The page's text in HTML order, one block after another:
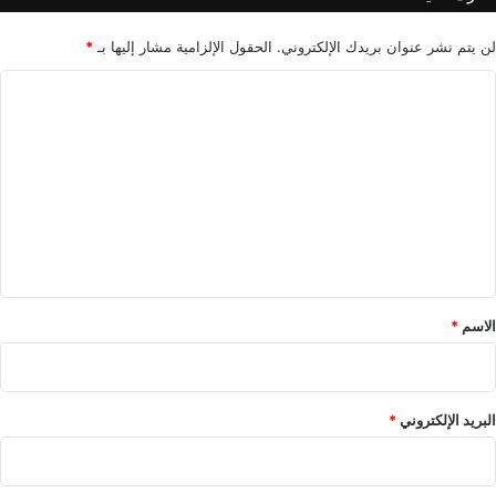
لن يتم نشر عنوان بريدك الإلكتروني. الحقول الإلزامية مشار إليها بـ *
*
الاسم *
البريد الإلكتروني*